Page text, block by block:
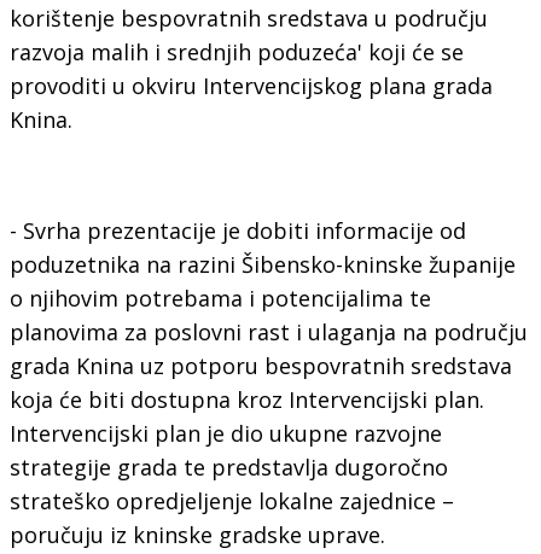
korištenje bespovratnih sredstava u području
razvoja malih i srednjih poduzeća' koji će se
provoditi u okviru Intervencijskog plana grada
Knina.
- Svrha prezentacije je dobiti informacije od
poduzetnika na razini Šibensko-kninske županije
o njihovim potrebama i potencijalima te
planovima za poslovni rast i ulaganja na području
grada Knina uz potporu bespovratnih sredstava
koja će biti dostupna kroz Intervencijski plan.
Intervencijski plan je dio ukupne razvojne
strategije grada te predstavlja dugoročno
strateško opredjeljenje lokalne zajednice –
poručuju iz kninske gradske uprave.